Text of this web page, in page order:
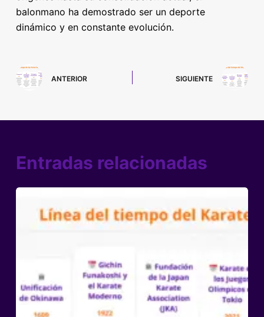
balonmano ha demostrado ser un deporte
dinámico y en constante evolución.
ANTERIOR SIGUIENTE
Entradas relacionadas